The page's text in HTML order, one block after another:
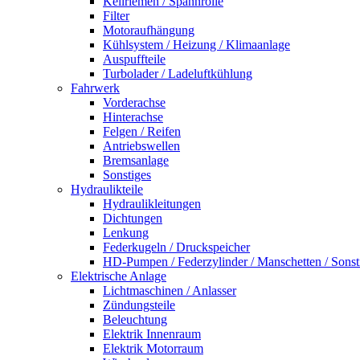
Filter
Motoraufhängung
Kühlsystem / Heizung / Klimaanlage
Auspuffteile
Turbolader / Ladeluftkühlung
Fahrwerk
Vorderachse
Hinterachse
Felgen / Reifen
Antriebswellen
Bremsanlage
Sonstiges
Hydraulikteile
Hydraulikleitungen
Dichtungen
Lenkung
Federkugeln / Druckspeicher
HD-Pumpen / Federzylinder / Manschetten /
Elektrische Anlage
Lichtmaschinen / Anlasser
Zündungsteile
Beleuchtung
Elektrik Innenraum
Elektrik Motorraum